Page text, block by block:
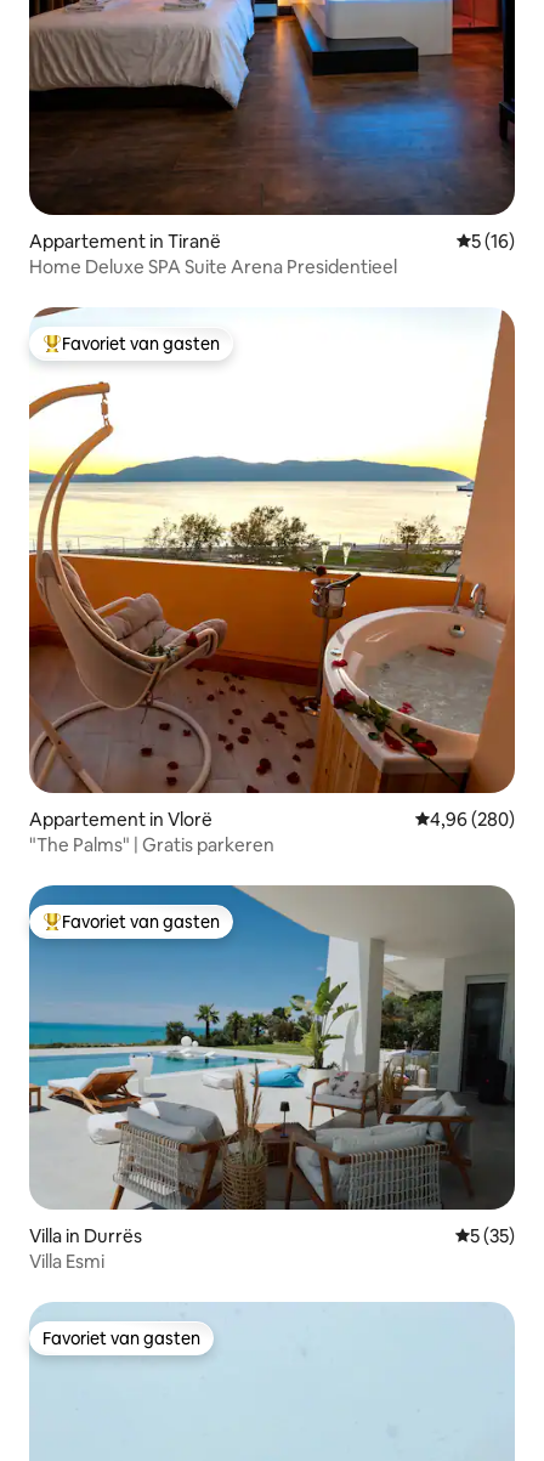
Appartement in Tiranë
5 (16)
Home Deluxe SPA Suite Arena Presidentieel
Topfavoriet van gasten
Favoriet van gasten
Appartement in Vlorë Gemiddelde
4,96 (280)
"The Palms" | Gratis parkeren
Topfavoriet van gasten
Favoriet van gasten
Villa in Durrës
5 (35)
Villa Esmi
Favoriet van gasten
Favoriet van gasten